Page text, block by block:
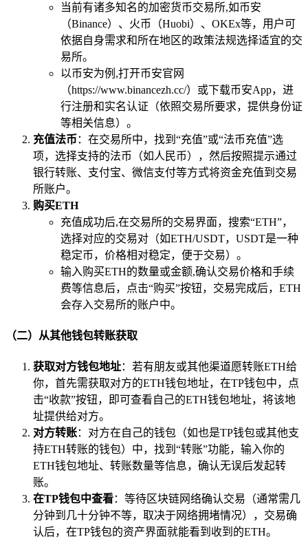
当前有诸多知名的加密货币交易所,如币安
（Binance）、火币（Huobi）、OKEx等，用户可
依据自身需求和所在地区的政策法规选择适宜的交
易所。
以币安为例,打开币安官网
（https://www.binancezh.cc/）或下载币安App，进
行注册和实名认证（依照交易所要求，提供身份证
等相关信息）。
充值法币 ：在交易所中，找到“充值”或“法币充值”选
项，选择支持的法币（如人民币），然后按照提示通过
银行转账、支付宝、微信支付等方式将资金充值到交易
所账户。
购买ETH
充值成功后,在交易所的交易界面，搜索“ETH”，
选择对应的交易对（如ETH/USDT，USDT是一种
稳定币，价格相对稳定，便于交易）。
输入购买ETH的数量或金额,确认交易价格和手续
费等信息后，点击“购买”按钮，交易完成后，ETH
会存入交易所的账户中。
（二）从其他钱包转账获取
获取对方钱包地址：若有朋友或其他渠道愿转账ETH给
你，首先需获取对方的ETH钱包地址，在TP钱包中，点
击“收款”按钮，即可查看自己的ETH钱包地址，将该地
址提供给对方。
对方转账：对方在自己的钱包（如也是TP钱包或其他支
持ETH转账的钱包）中，找到“转账”功能，输入你的
ETH钱包地址、转账数量等信息，确认无误后发起转
账。
在TP钱包中查看：等待区块链网络确认交易（通常需几
分钟到几十分钟不等，取决于网络拥堵情况），交易确
认后，在TP钱包的资产界面就能看到收到的ETH。